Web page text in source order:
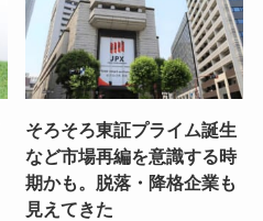
そろそろ東証プライム誕生
など市場再編を意識する時
期かも。脱落・降格企業も
見えてきた